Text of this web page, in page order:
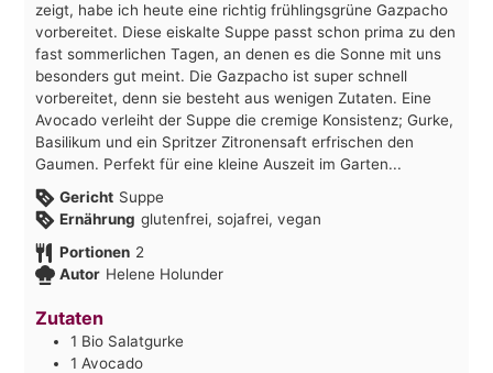
zeigt, habe ich heute eine richtig frühlingsgrüne Gazpacho
vorbereitet. Diese eiskalte Suppe passt schon prima zu den
fast sommerlichen Tagen, an denen es die Sonne mit uns
besonders gut meint. Die Gazpacho ist super schnell
vorbereitet, denn sie besteht aus wenigen Zutaten. Eine
Avocado verleiht der Suppe die cremige Konsistenz; Gurke,
Basilikum und ein Spritzer Zitronensaft erfrischen den
Gaumen. Perfekt für eine kleine Auszeit im Garten...
Gericht Suppe
Ernährung glutenfrei, sojafrei, vegan
Portionen 2
Autor Helene Holunder
Zutaten
1 Bio Salatgurke
1 Avocado